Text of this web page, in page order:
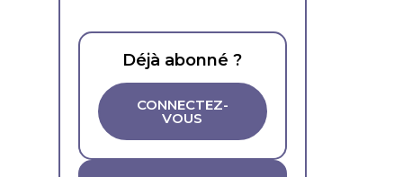
Déjà abonné ?
CONNECTEZ-
VOUS